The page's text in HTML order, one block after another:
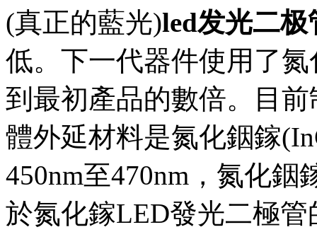
(真正的藍光)led发光二极
低。下一代器件使用了
到最初產品的數倍。目前
體外延材料是氮化銦鎵
450nm至470nm，氮化
於氮化鎵LED發光二極管